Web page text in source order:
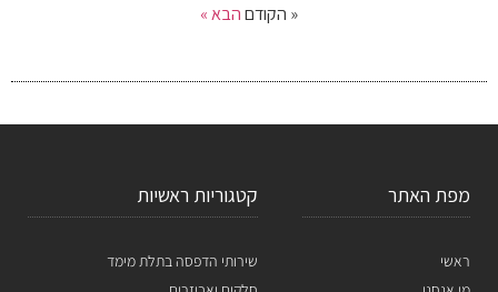
« הקודםהבא »
מפת האתר
ראשי
קטגוריות ראשיות
שירותי הדפסה בתלת מימד